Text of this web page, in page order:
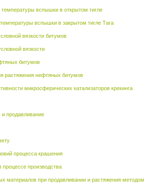
вспышки в открытом тигле
вспышки в закрытом тигле Тага
вязкости битумов
вязкости
битумов
растяжения нефтяных битумов
микросферических катализаторов крекинга
продавливание
процесса крашения
производства
материалов при продавливании и растяжения методом